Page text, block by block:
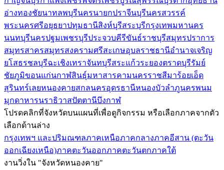
อ่างทองชัยนาทลพบุรีนครนายกปราจีนบุรีนครสวรรค์
พระนครศรีอยุธยาปทุมธานีสิงห์บุรีสระบุรีกรุงเทพมหานคร
นนทบุรีนครปฐมเพชรบุรีประจวบคีรีขันธ์ราชบุรีสมุทรปราการ
สมุทรสาครสมุทรสงครามศรีสะเกษอุบลราชธานีอำนาจเจริญ
ยโสธรชลบุรีฉะเชิงเทราจันทบุรีสระแก้วระยองตราดบุรีรัมย์
ชัยภูมิขอนแก่นกาฬสินธุ์มหาสารคามนครราชสีมาร้อยเอ็ด
สุรินทร์เลยหนองคายสกลนครอุดรธานีหนองบัวลำภูนครพนม
มุกดาหารนราธิวาสปัตตานีบึงกาฬ
โปรดคลิกที่จังหวัดบนแผนที่เพื่อดูกิจกรรม หรือเลือกภาคจากตัว
เลือกด้านล่าง
กรุงเทพฯ และปริมณฑลภาคเหนือภาคกลางภาคอีสาน (ตะวัน
ออกเฉียงเหนือ)ภาคตะวันออกภาคตะวันตกภาคใต้
งานวิ่งใน "จังหวัดหนองคาย"